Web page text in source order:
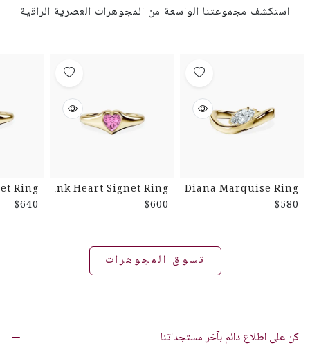
استكشف مجموعتنا الواسعة من المجوهرات العصرية الراقية
Diana Marquise Ring
$580
Pink Heart Signet Ring
$600
Ring
$640
تسوق المجوهرات
كن على اطلاع دائم بآخر مستجداتنا